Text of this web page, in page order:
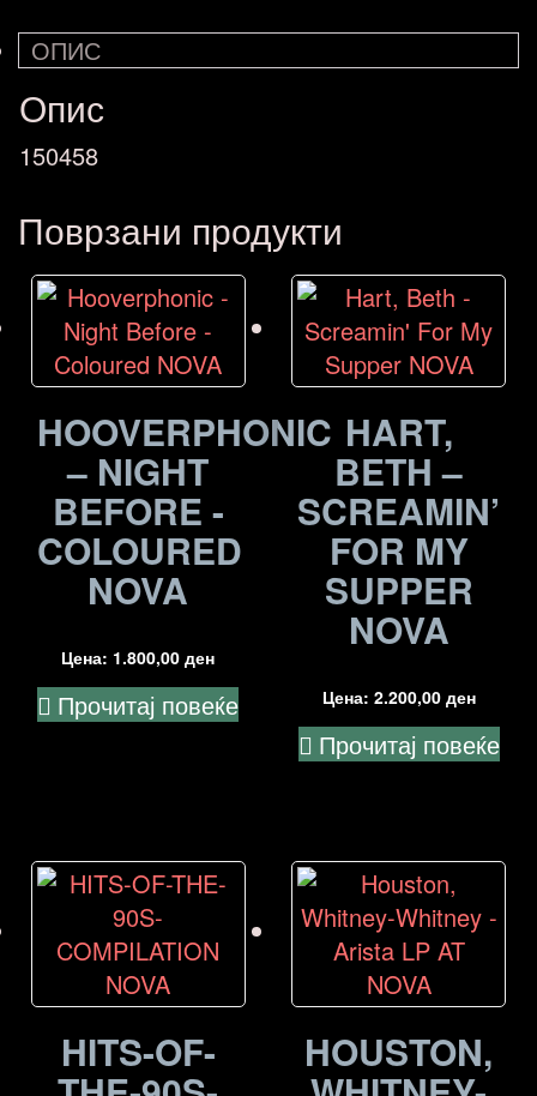
NOVA
количина
ОПИС
Опис
150458
Поврзани продукти
HOOVERPHONIC
– NIGHT
BEFORE -
COLOURED
NOVA
Цена: 1.800,00ден
Прочитај повеќе
HART,
BETH –
SCREAMIN’
FOR MY
SUPPER
NOVA
Цена: 2.200,00 ден
Прочитај повеќе
HITS-OF- HOUSTON,